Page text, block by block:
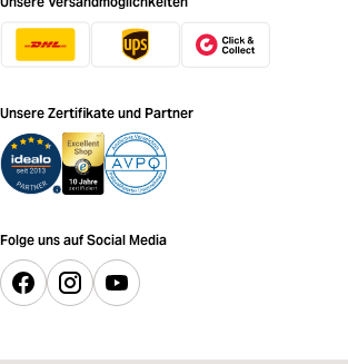
Unsere Zertifikate und Partner
Folge uns auf Social Media